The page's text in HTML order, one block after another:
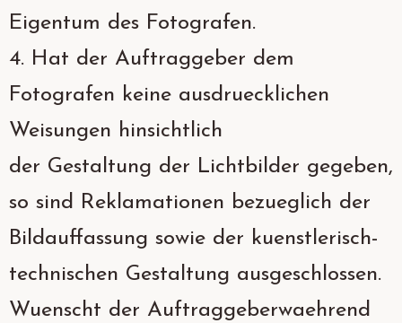
Eigentum des Fotografen.
4. Hat der Auftraggeber dem
Fotografen keine ausdruecklichen
Weisungen hinsichtlich
der Gestaltung der Lichtbilder gegeben,
so sind Reklamationen bezueglich der
Bildauffassung sowie der kuenstlerisch-
technischen Gestaltung ausgeschlossen.
Wuenscht der Auftraggeberwaehrend